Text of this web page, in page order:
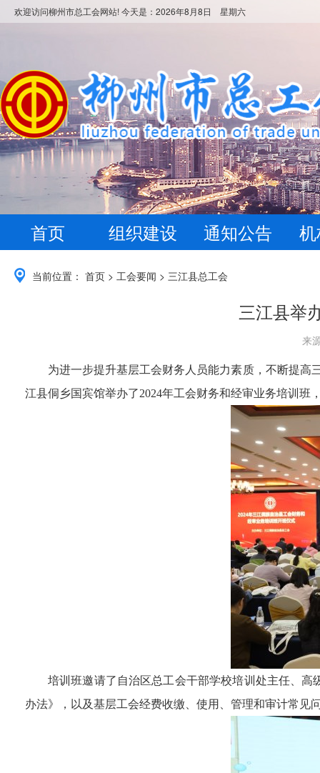
欢迎访问柳州市总工会网站! 今天是： 2026年8月8日 星期六
首页 组织建设 通知公告
当前位置： 首页 > 工会要闻 > 三江县总工会
三江县举
来
为进一步提升基层工会财务人员能力素质，不断提高
江县侗乡国宾馆举办了2024年工会财务和经审业务培训
培训班邀请了自治区总工会干部学校培训处主任、
办法》，以及基层工会经费收缴、使用、管理和审计常见